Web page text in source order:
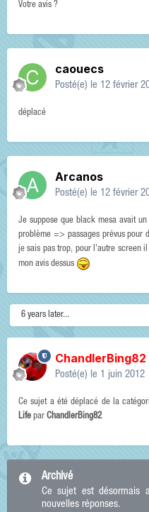
Votre avis ?
caouecs
Posté(e) le 12 février
déplacé
Arcanos
Posté(e) le 12 février
Je suppose que black mesa avait
problème => passages prévus pour
je sais pas trop, pour l'autre screen
mon avis dessus
6 years later...
ChandlerBing82
Posté(e) le 1 juin 2012
Ce sujet a été déplacé de la
Life par ChandlerBing82
Archivé
Ce sujet est désormais
nouvelles réponses.